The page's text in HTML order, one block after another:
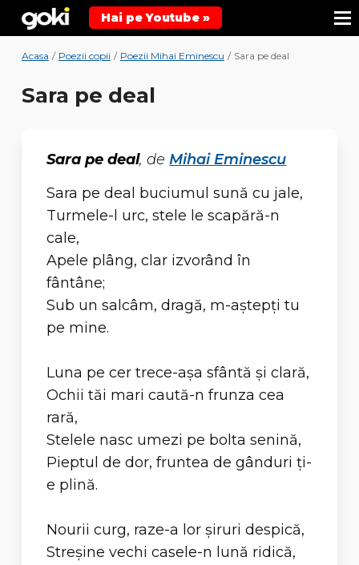
Hai pe Youtube »
Acasa / Poezii copii / Poezii Mihai Eminescu / Sara pe deal
Sara pe deal
Sara pe deal, deMihai Eminescu
Sara pe deal buciumul sună cu jale,
Turmele-l urc, stele le scapără-n
cale,
Apele plâng, clar izvorând în
fântâne;
Sub un salcâm, dragă, m-aştepţi tu
pe mine.
Luna pe cer trece-aşa sfântă şi clară,
Ochii tăi mari caută-n frunza cea
rară,
Stelele nasc umezi pe bolta senină,
Pieptul de dor, fruntea de gânduri ţi-
e plină.
Nourii curg, raze-a lor şiruri despică,
Streşine vechi casele-n lună ridică,